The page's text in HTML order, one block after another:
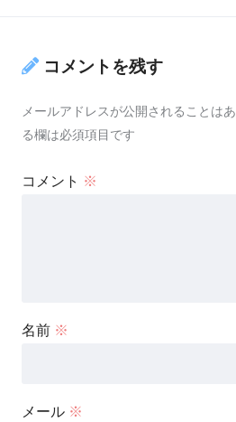
コメントを残す
メールアドレスが公開されることはあ
る欄は必須項目です
コメント ※
名前 ※
メール ※